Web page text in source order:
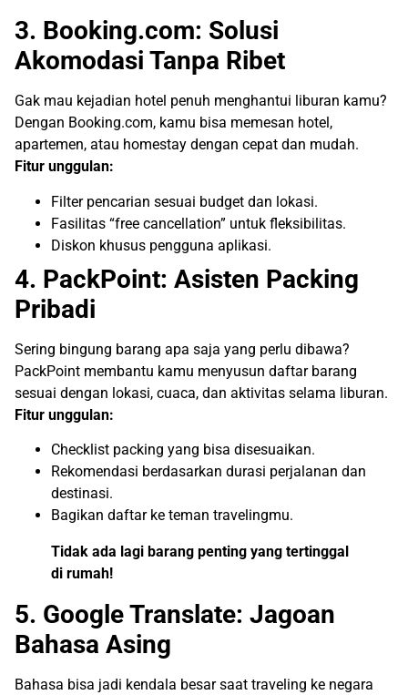
3. Booking.com: Solusi
Akomodasi Tanpa Ribet
Gak mau kejadian hotel penuh menghantui liburan kamu?
Dengan Booking.com, kamu bisa memesan hotel,
apartemen, atau homestay dengan cepat dan mudah.
Fitur unggulan:
Filter pencarian sesuai budget dan lokasi.
Fasilitas “free cancellation” untuk fleksibilitas.
Diskon khusus pengguna aplikasi.
4. PackPoint: Asisten Packing
Pribadi
Sering bingung barang apa saja yang perlu dibawa?
PackPoint membantu kamu menyusun daftar barang
sesuai dengan lokasi, cuaca, dan aktivitas selama liburan.
Fitur unggulan:
Checklist packing yang bisa disesuaikan.
Rekomendasi berdasarkan durasi perjalanan dan
destinasi.
Bagikan daftar ke teman travelingmu.
Tidak ada lagi barang penting yang tertinggal
di rumah!
5. Google Translate: Jagoan
Bahasa Asing
Bahasa bisa jadi kendala besar saat traveling ke negara